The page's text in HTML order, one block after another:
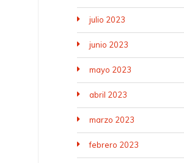
julio 2023
junio 2023
mayo 2023
abril 2023
marzo 2023
febrero 2023